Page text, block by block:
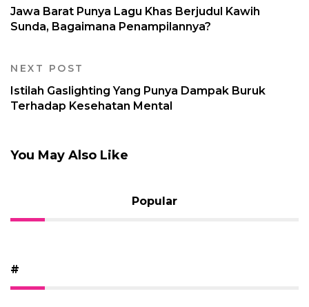
Jawa Barat Punya Lagu Khas Berjudul Kawih
Sunda, Bagaimana Penampilannya?
NEXT POST
Istilah Gaslighting Yang Punya Dampak Buruk
Terhadap Kesehatan Mental
You May Also Like
Popular
#